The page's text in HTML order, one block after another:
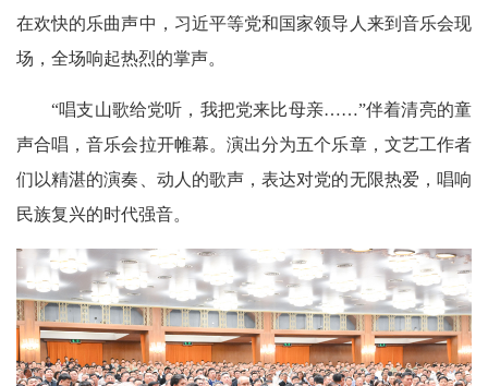
在欢快的乐曲声中，习近平等党和国家领导人来到音乐会现
场，全场响起热烈的掌声。
“唱支山歌给党听，我把党来比母亲……”伴着清亮的童
声合唱，音乐会拉开帷幕。演出分为五个乐章，文艺工作者
们以精湛的演奏、动人的歌声，表达对党的无限热爱，唱响
民族复兴的时代强音。